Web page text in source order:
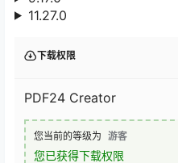
11.27.0
下载权限
PDF24 Creator
您当前的等级为 游客
您已获得下载权限